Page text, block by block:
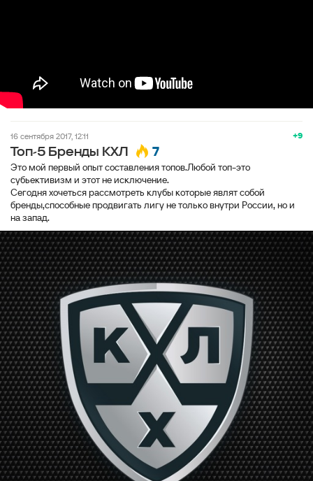
+9
16 сентября 2017, 12:11
Топ-5 Бренды КХЛ 7
Это мой первый опыт составления топов.Любой топ-это
субьективизм и этот не исключение.
Сегодня хочеться рассмотреть клубы которые являт собой
бренды,способные продвигать лигу не только внутри России, но и
на запад.